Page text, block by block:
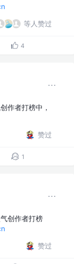
等人赞过
4
作者打榜中，
赞过
1
创作者打榜
赞过